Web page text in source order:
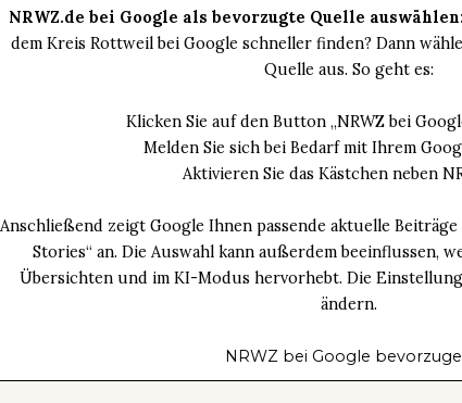
NRWZ.de bei Google als bevorzugte Quelle auswählen:
dem Kreis Rottweil bei Google schneller finden? Dann
Quelle aus. So geht es:
Klicken Sie auf den Button „NRWZ bei
Melden Sie sich bei Bedarf mit Ihrem
Aktivieren Sie das Kästchen neben
Anschließend zeigt Google Ihnen passende aktuelle
Stories“ an. Die Auswahl kann außerdem beeinflussen,
Übersichten und im KI-Modus hervorhebt. Die
ändern.
NRWZ bei Google